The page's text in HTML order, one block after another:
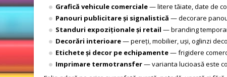
Grafică vehicule comerciale— litere tăiate, date de
Panouri publicitare și signalistică — decorare
Standuri expoziționale și retail — branding
Decorări interioare— pereți, mobilier, uși, oglinzi
Etichete și decor pe echipamente— frigidere
Imprimare termotransfer— varianta lucioasă este